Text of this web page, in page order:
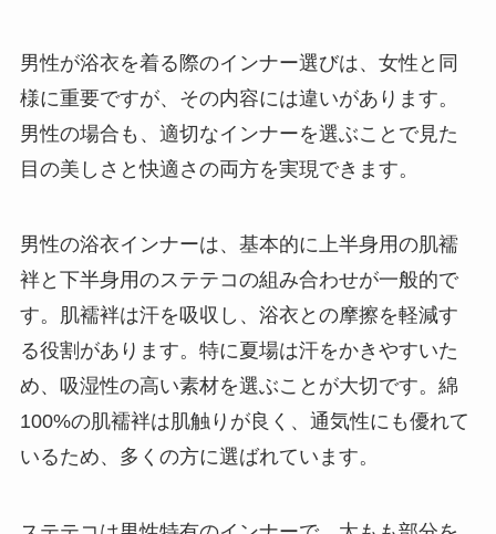
男性が浴衣を着る際のインナー選びは、女性と同
様に重要ですが、その内容には違いがあります。
男性の場合も、適切なインナーを選ぶことで見た
目の美しさと快適さの両方を実現できます。
男性の浴衣インナーは、基本的に上半身用の肌襦
袢と下半身用のステテコの組み合わせが一般的で
す。肌襦袢は汗を吸収し、浴衣との摩擦を軽減す
る役割があります。特に夏場は汗をかきやすいた
め、吸湿性の高い素材を選ぶことが大切です。綿
100%の肌襦袢は肌触りが良く、通気性にも優れて
いるため、多くの方に選ばれています。